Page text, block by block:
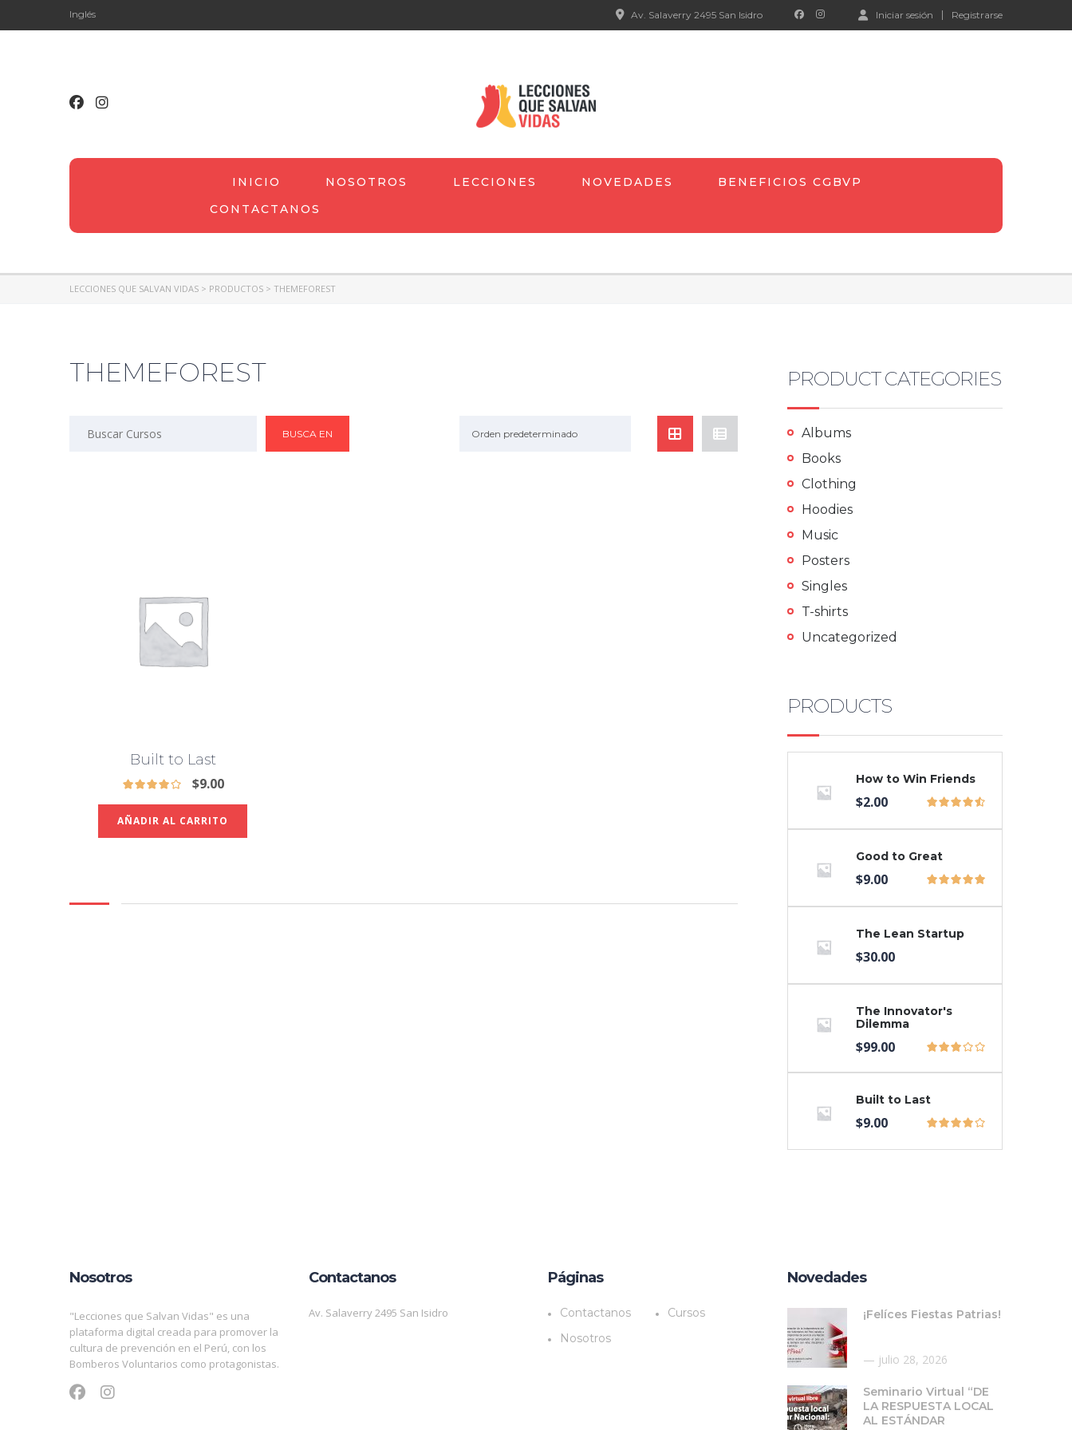
Inglés Iniciar sesión Registrarse
Av. Salaverry 2495 San Isidro
INICIO NOSOTROS LECCIONES NOVEDADES
BENEFICIOS CGBVP
CONTACTANOS
LECCIONES QUE SALVAN VIDAS > PRODUCTOS > THEMEFOREST
THEMEFOREST
Orden predeterminado
Built to Last
$9.00
AÑADIR AL CARRITO
PRODUCT CATEGORIES
Albums
Books
Clothing
Hoodies
Music
Posters
Singles
T-shirts
Uncategorized
PRODUCTS
How to Win Friends
$2.00
Good to Great
$9.00
The Lean Startup
$30.00
The Innovator's
Dilemma
$99.00
Built to Last
$9.00
Nosotros
"Lecciones que Salvan Vidas" es una
plataforma digital creada para promover la
cultura de prevención en el Perú, con los
Bomberos Voluntarios como protagonistas.
Contactanos
Av. Salaverry 2495 San Isidro
Páginas
Contactanos
Cursos
Nosotros
Novedades
¡Felíces Fiestas Patrias!
julio 28, 2026
Seminario Virtual “DE
LA RESPUESTA LOCAL
AL ESTÁNDAR